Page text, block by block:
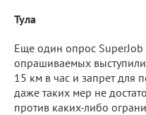
Тула
Еще один опрос SuperJob
опрашиваемых
15 км в час и запрет для
даже таких мер не
против каких-либо